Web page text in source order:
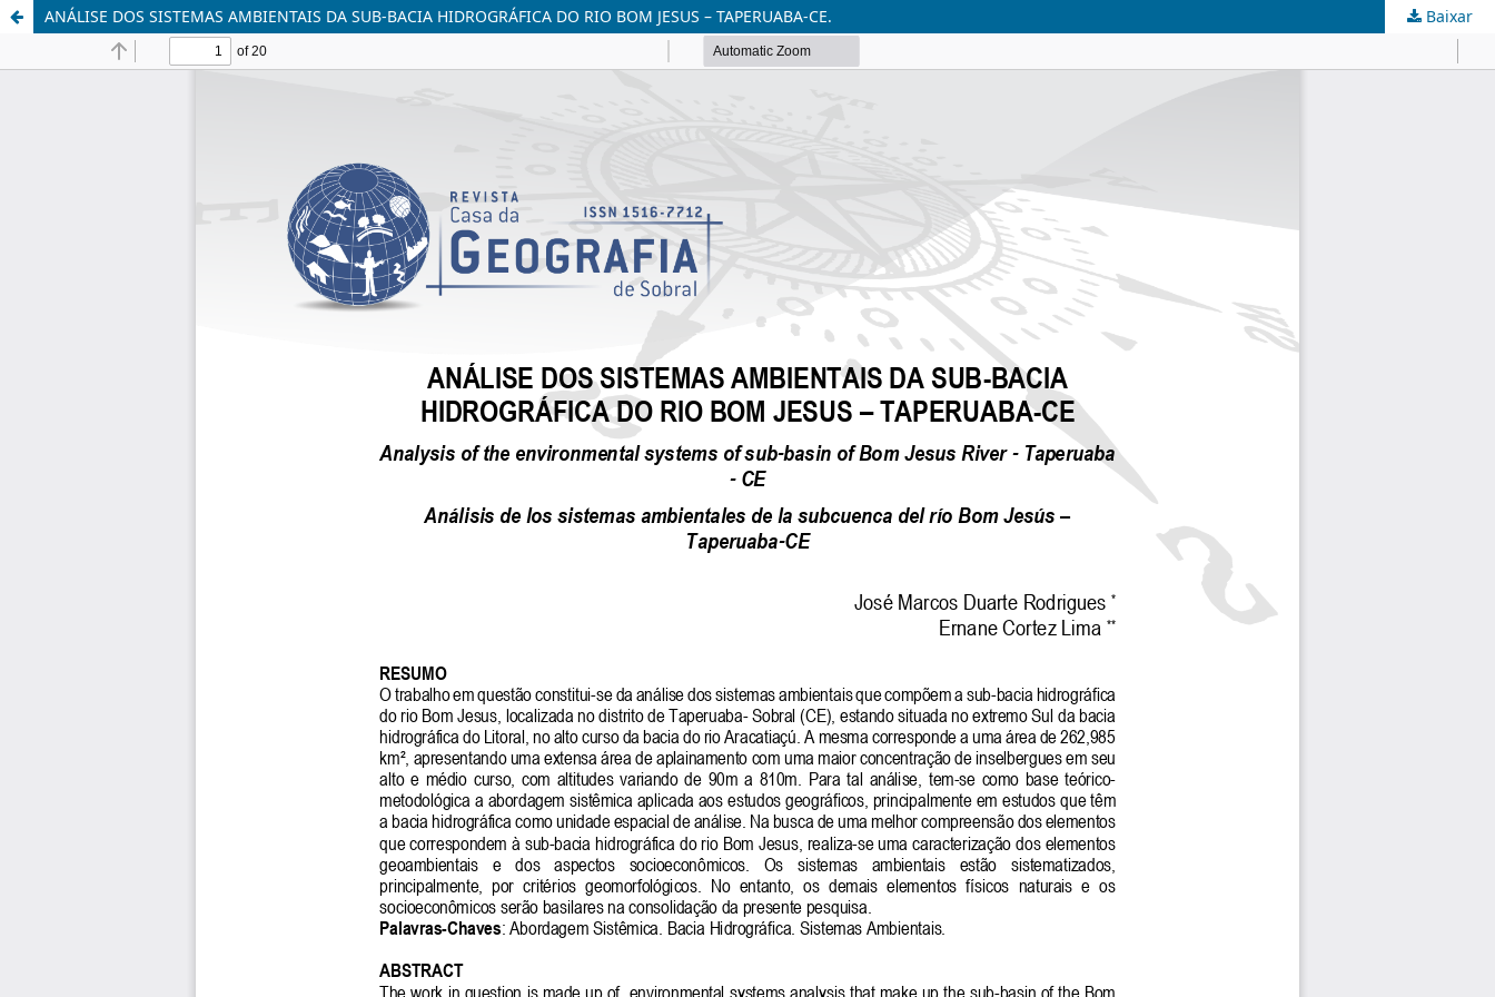
ANÁLISE DOS SISTEMAS AMBIENTAIS DA SUB-BACIA HIDROGRÁFICA DO RIO BOM JESUS – TAPERUABA-CE. Baixar